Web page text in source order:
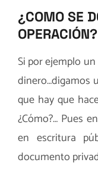
¿COMO SE
OPERACIÓN?
Si por ejemplo
dinero…digamos
que hay que
¿Cómo?… Pues
en escritura
documento